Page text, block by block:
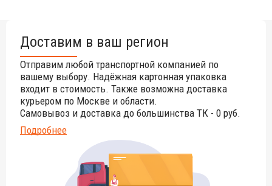
Доставим в ваш регион
Отправим любой транспортной компанией по
вашему выбору. Надёжная картонная упаковка
входит в стоимость. Также возможна доставка
курьером по Москве и области.
Самовывоз и доставка до большинства ТК - 0 руб.
Подробнее